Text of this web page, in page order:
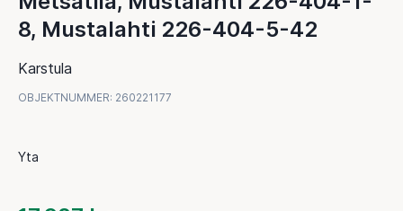
8, Mustalahti 226-404-5-42
Karstula
OBJEKTNUMMER: 260221177
Yta